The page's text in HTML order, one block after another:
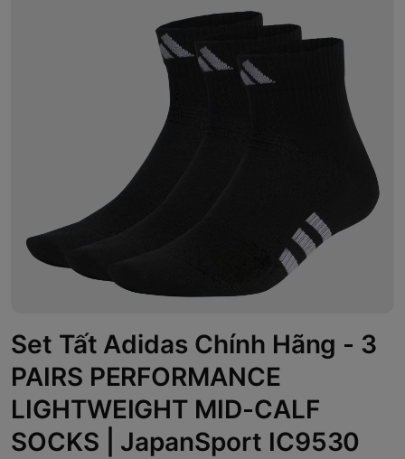
Set Tất Adidas Chính Hãng - 3
PAIRS PERFORMANCE
LIGHTWEIGHT MID-CALF
SOCKS | JapanSport IC9530